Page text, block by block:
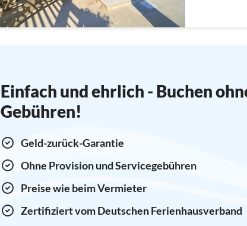
Einfach und ehrlich - Buchen
Gebühren!
Geld-zurück-Garantie
Ohne Provision und Servicegebühren
Preise wie beim Vermieter
Zertifiziert vom Deutschen Ferienhausverband